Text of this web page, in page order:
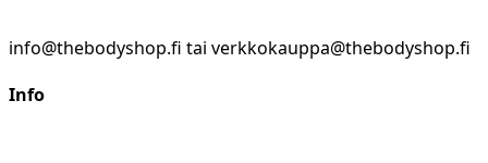
info@thebodyshop.fi tai verkkokauppa@thebodyshop.fi
Info